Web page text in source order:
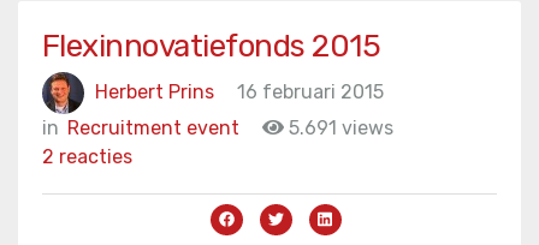
Flexinnovatiefonds 2015
Herbert Prins
16 februari 2015
in Recruitment event
5.691 views
2 reacties